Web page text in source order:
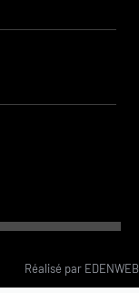
Réalisé par EDENWEB